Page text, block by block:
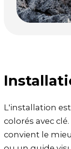
L'installation
colorés avec
convient le